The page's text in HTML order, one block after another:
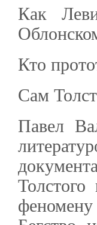
Как
Кто
Сам
Павел